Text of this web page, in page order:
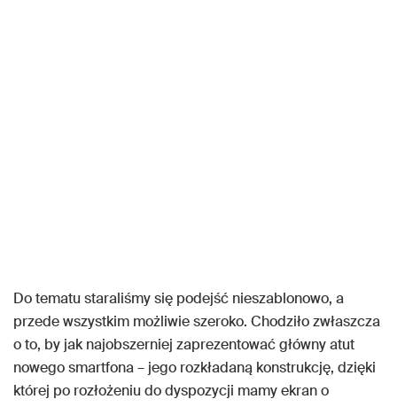
Do tematu staraliśmy się podejść nieszablonowo, a
przede wszystkim możliwie szeroko. Chodziło zwłaszcza
o to, by jak najobszerniej zaprezentować główny atut
nowego smartfona – jego rozkładaną konstrukcję, dzięki
której po rozłożeniu do dyspozycji mamy ekran o